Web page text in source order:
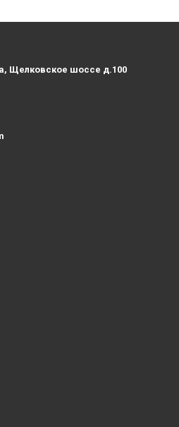
Бруклин Нетс с помпоном
Щелковское шоссе д.100